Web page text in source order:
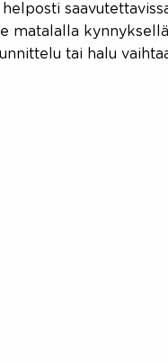
matalalla
tai halu